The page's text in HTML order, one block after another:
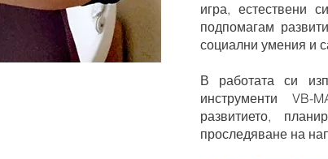
игра, естествени
подпомагам
социални умения и
В работата си
инструменти
развитието,
проследяване на